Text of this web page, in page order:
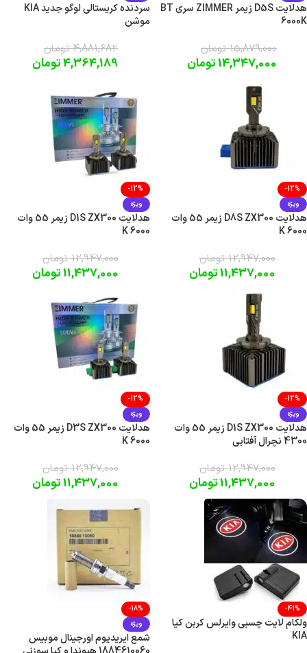
هدلایت D5S زیمر ZIMMER سری BT
6000K
15,879,000 تومان
14,347,000تومان
سردنده کریستالی لوگو جدید KIA
موشن
4,881,682 تومان
4,364,189تومان
-12%
ویژه
هدلایت D8S ZX300 زیمر 55 وات
6000 K
12,947,000 تومان
11,437,000تومان
-12%
ویژه
هدلایت D1S ZX300 زیمر 55 وات
6000 K
12,947,000 تومان
11,437,000تومان
-12%
ویژه
هدلایت D1S ZX300 زیمر 55 وات
4300 نچرال آفتابی
12,947,000 تومان
11,437,000تومان
-12%
ویژه
هدلایت D3S ZX300 زیمر 55 وات
6000 K
12,947,000 تومان
11,437,000تومان
-41%
ولکام لایت چسبی وایرلس کربن کیا
KIA
-18%
ویژه
شمع ایریدیوم اورجینال موبیس